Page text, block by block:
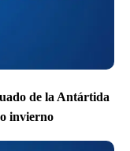
de la Antártida
invierno